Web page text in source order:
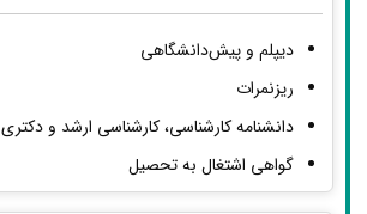
دیپلم و پیش‌دانشگاهی
ریزنمرات
دانشنامه کارشناسی، کارشناسی ارشد و دکتری
گواهی اشتغال به تحصیل